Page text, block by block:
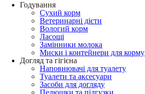
Годування
Сухий корм
Ветеринарні дієти
Вологий корм
Ласощі
Замінники молока
Миски і контейнери для корму
Догляд та гігієна
Наповнювачі для туалету
Туалети та аксесуари
Засоби для догляду
Пелюшки та підгузки